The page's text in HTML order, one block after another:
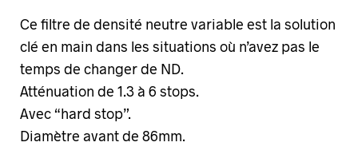
Ce filtre de densité neutre variable est la solution
clé en main dans les situations où n’avez pas le
temps de changer de ND.
Atténuation de 1.3 à 6 stops.
Avec “hard stop”.
Diamètre avant de 86mm.